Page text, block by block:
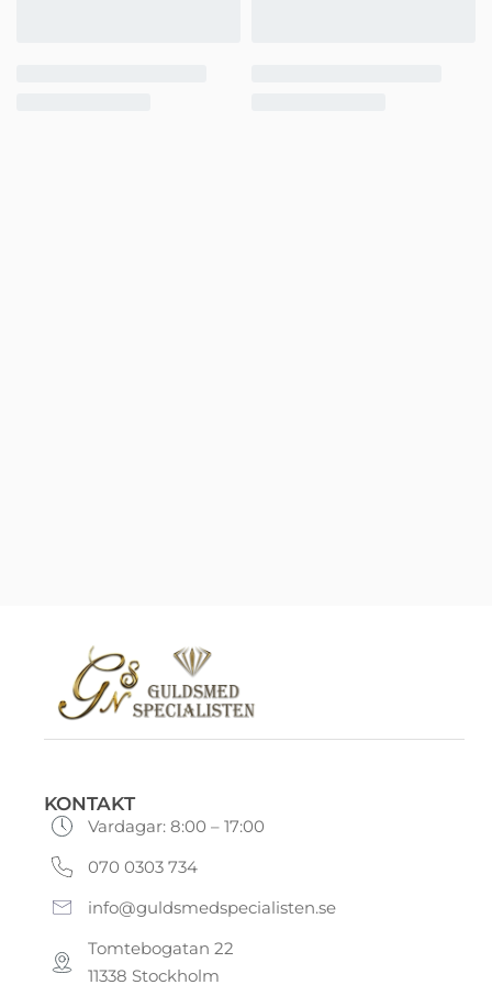
KONTAKT
Vardagar: 8:00 – 17:00
070 0303 734
info@guldsmedspecialisten.se
Tomtebogatan 22
11338 Stockholm